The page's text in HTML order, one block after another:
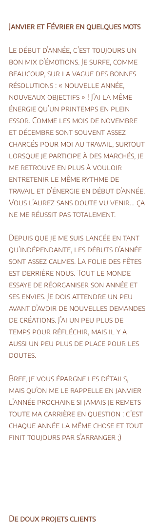
Janvier et Février en quelques mots
Le début d’année, c’est toujours un
bon mix d’émotions. Je surfe, comme
beaucoup, sur la vague des bonnes
résolutions : « nouvelle année,
nouveaux objectifs » ! J’ai la même
énergie qu’un printemps en plein
essor. Comme les mois de novembre
et décembre sont souvent assez
chargés pour moi au travail, surtout
lorsque je participe à des marchés, je
me retrouve en plus à vouloir
entretenir le même rythme de
travail et d’énergie en début d’année.
Vous l’aurez sans doute vu venir… ça
ne me réussit pas totalement.
Depuis que je me suis lancée en tant
qu’indépendante, les débuts d’année
sont assez calmes. La folie des fêtes
est derrière nous. Tout le monde
essaye de réorganiser son année et
ses envies. Je dois attendre un peu
avant d’avoir de nouvelles demandes
de créations. J’ai un peu plus de
temps pour réfléchir, mais il y a
aussi un peu plus de place pour les
doutes.
Bref, je vous épargne les détails,
mais qu’on me le rappelle en janvier
l’année prochaine si jamais je remets
toute ma carrière en question : c’est
chaque année la même chose et tout
finit toujours par s’arranger ;)
De doux projets clients